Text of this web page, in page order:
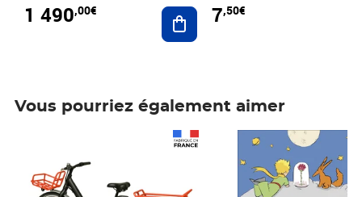
1 490,00€ Ajouter au panier
7,50€
Vous pourriez également aimer
Prix 7,50€